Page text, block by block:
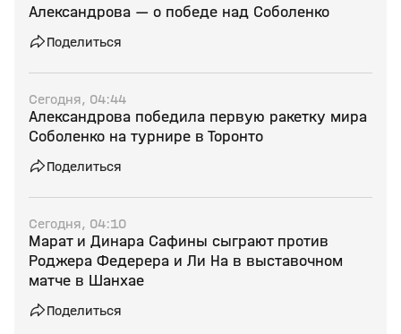
Александрова — о победе над Соболенко
Поделиться
Сегодня, 04:44
Александрова победила первую ракетку мира
Соболенко на турнире в Торонто
Поделиться
Сегодня, 04:10
Марат и Динара Сафины сыграют против
Роджера Федерера и Ли На в выставочном
матче в Шанхае
Поделиться